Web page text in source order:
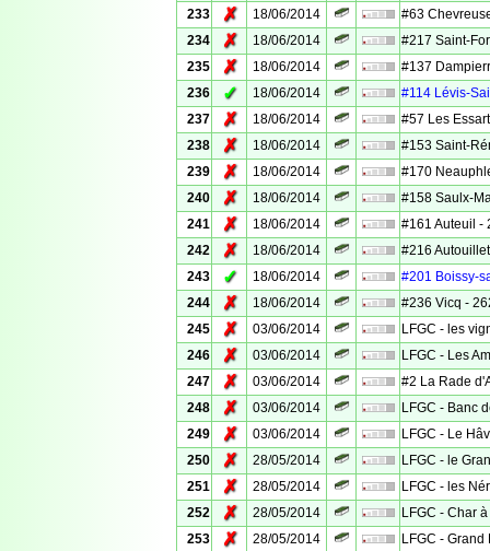
233
✗ 18/06/2014
#63
234
✗ 18/06/2014
#217 Saint-
235
✗ 18/06/2014
#137
236
✓ 18/06/2014
#114 Lévis-
237
✗ 18/06/2014
#57 Les
238
✗ 18/06/2014
#153 Saint-
239
✗ 18/06/2014
#170
240
✗ 18/06/2014
#158 Saulx-
241
✗ 18/06/2014
#161 Auteuil -
242
✗ 18/06/2014
#216
243
✓ 18/06/2014
#201 Boissy-
244
✗ 18/06/2014
#236 Vicq -
245
✗ 03/06/2014
LFGC - les
246
✗ 03/06/2014
LFGC - Les
247
✗ 03/06/2014
#2 La Rade
248
✗ 03/06/2014
LFGC - Banc
249
✗ 03/06/2014
LFGC - Le
250
✗ 28/05/2014
LFGC - le
251
✗ 28/05/2014
LFGC - les
252
✗ 28/05/2014
LFGC - Char
253
✗ 28/05/2014
LFGC - Grand